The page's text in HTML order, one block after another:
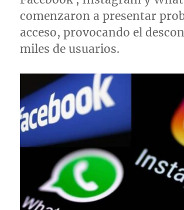
l
comenzaron a presentar
acceso, provocando el
miles de usuarios.